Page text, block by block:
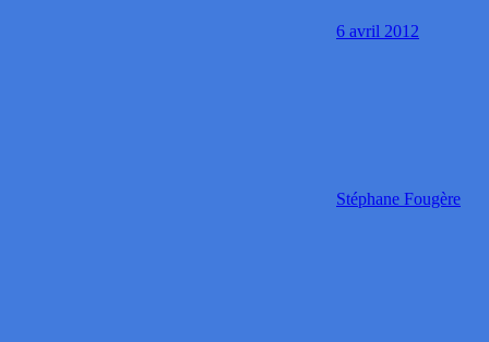
6 avril 2012
Stéphane Fougère